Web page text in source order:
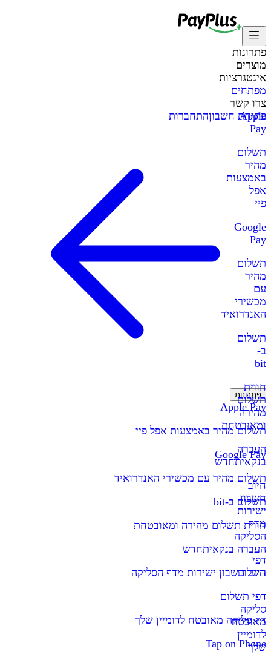
פתרונות
מוצרים
אינטגרציות
מפתחים
צרו קשר
Apple
Pay
תשלום
מהיר
באמצעות
אפל
פיי
Google
Pay
תשלום
מהיר
עם
מכשירי
האנדרואיד
תשלום
ב-
bit
חווית
תשלום
מהירה
ומאובטחת
העברה
בנקאיתחדש
חיוב
חשבון
ישירות
מדף
הסליקה
דפי
תשלום
דף
סליקה
מאובטח
לדומיין
שלך
פתיחת חשבוןהתחברות
פתרונות
Apple Pay
תשלום מהיר באמצעות אפל פיי
Google Pay
תשלום מהיר עם מכשירי האנדרואיד
תשלום ב-bit
חווית תשלום מהירה ומאובטחת
העברה בנקאיתחדש
חיוב חשבון ישירות מדף הסליקה
דפי תשלום
דף סליקה מאובטח לדומיין שלך
Tap on Phone